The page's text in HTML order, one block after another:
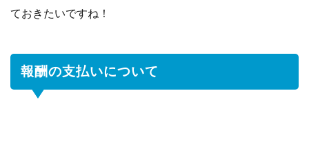
ておきたいですね！
報酬の支払いについて